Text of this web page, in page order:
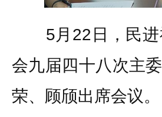
5月22日，民进
会九届四十八次主
荣、顾颀出席会议。